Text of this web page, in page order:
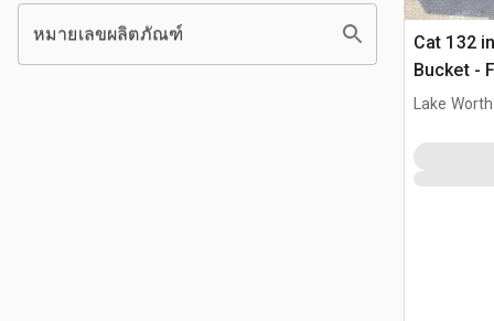
หมายเลขผลิตภัณฑ์
Cat 132
Bucket -
Lake